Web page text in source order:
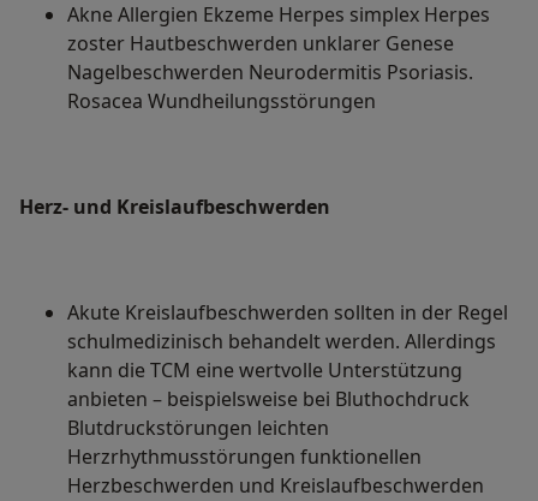
Akne Allergien Ekzeme Herpes simplex Herpes
zoster Hautbeschwerden unklarer Genese
Nagelbeschwerden Neurodermitis Psoriasis.
Rosacea Wundheilungsstörungen
Herz- und Kreislaufbeschwerden
Akute Kreislaufbeschwerden sollten in der Regel
schulmedizinisch behandelt werden. Allerdings
kann die TCM eine wertvolle Unterstützung
anbieten – beispielsweise bei Bluthochdruck
Blutdruckstörungen leichten
Herzrhythmusstörungen funktionellen
Herzbeschwerden und Kreislaufbeschwerden